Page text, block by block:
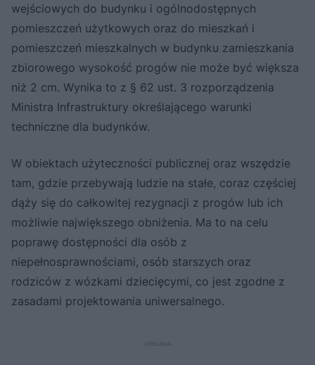
wejściowych do budynku i ogólnodostępnych
pomieszczeń użytkowych oraz do mieszkań i
pomieszczeń mieszkalnych w budynku zamieszkania
zbiorowego wysokość progów nie może być większa
niż 2 cm. Wynika to z § 62 ust. 3 rozporządzenia
Ministra Infrastruktury określającego warunki
techniczne dla budynków.
W obiektach użyteczności publicznej oraz wszędzie
tam, gdzie przebywają ludzie na stałe, coraz częściej
dąży się do całkowitej rezygnacji z progów lub ich
możliwie największego obniżenia. Ma to na celu
poprawę dostępności dla osób z
niepełnosprawnościami, osób starszych oraz
rodziców z wózkami dziecięcymi, co jest zgodne z
zasadami projektowania uniwersalnego.